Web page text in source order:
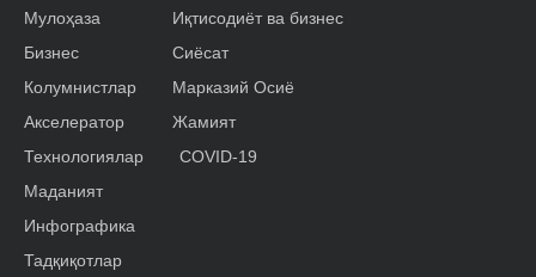
Мулоҳаза
Бизнес
Колумнистлар
Акселератор
Иқтисодиёт ва бизнес
Сиёсат
Марказий Осиё
Жамият
Технологиялар
Маданият
Инфографика
Тадқиқотлар
COVID-19